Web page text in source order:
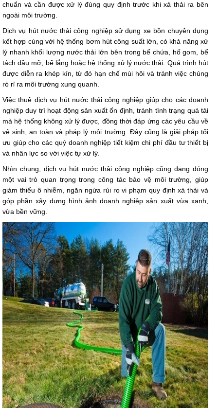
chuẩn và cần được xử lý đúng quy định trước khi xả thải ra bên
ngoài môi trường.
Dịch vụ hút nước thải công nghiệp sử dụng xe bồn chuyên dụng
kết hợp cùng với hệ thống bơm hút công suất lớn, có khả năng xử
lý nhanh khối lượng nước thải lớn bên trong bể chứa, hố gom, bể
tách dầu mỡ, bể lắng hoặc hệ thống xử lý nước thải. Quá trình hút
được diễn ra khép kín, từ đó hạn chế mùi hôi và tránh việc chúng
rò rỉ ra môi trường xung quanh.
Việc thuê dịch vụ hút nước thải công nghiệp giúp cho các doanh
nghiệp duy trì hoạt động sản xuất ổn định, tránh tình trạng quá tải
mà hệ thống không xử lý được, đồng thời đáp ứng các yêu cầu về
vệ sinh, an toàn và pháp lý môi trường. Đây cũng là giải pháp tối
ưu giúp cho các quý doanh nghiệp tiết kiệm chi phí đầu tư thiết bị
và nhân lực so với việc tự xử lý.
Nhìn chung, dịch vụ hút nước thải công nghiệp cũng đang đóng
một vai trò quan trọng trong công tác bảo vệ môi trường, giúp
giảm thiểu ô nhiễm, ngăn ngừa rủi ro vi phạm quy định xả thải và
góp phần xây dựng hình ảnh doanh nghiệp sản xuất vừa xanh,
vừa bền vững.